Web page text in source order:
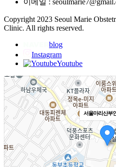
이메일 :
Copyright 2023 Seoul Marie
Clinic. All rights reserved.
blog
Instagram
Youtube
서울마리산부